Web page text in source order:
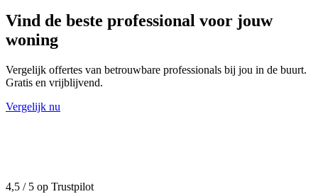
Vind de beste professional voor jouw
woning
Vergelijk offertes van betrouwbare professionals bij jou in de buurt.
Gratis en vrijblijvend.
Vergelijk nu
4,5 / 5 op Trustpilot